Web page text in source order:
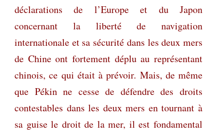
déclarations de l’Europe et du Japon
concernant la liberté de navigation
internationale et sa sécurité dans les deux mers
de Chine ont fortement déplu au représentant
chinois, ce qui était à prévoir. Mais, de même
que Pékin ne cesse de défendre des droits
contestables dans les deux mers en tournant à
sa guise le droit de la mer, il est fondamental